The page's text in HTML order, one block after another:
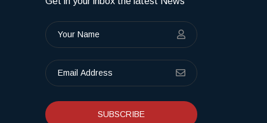
SUBSCRIBE